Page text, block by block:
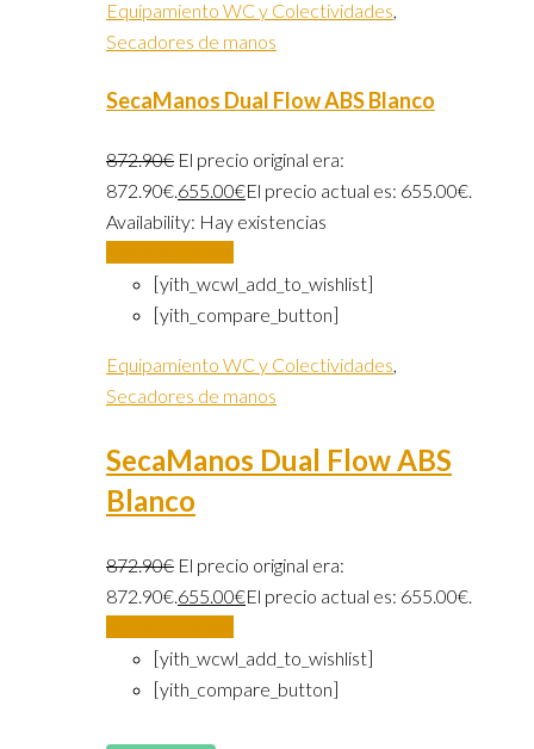
Equipamiento WC y Colectividades,
Secadores de manos
SecaManos Dual Flow ABS Blanco
872.90€ El precio original era:
872.90€.655.00€El precio actual es: 655.00€.
Availability: Hay existencias
[yith_wcwl_add_to_wishlist]
[yith_compare_button]
Equipamiento WC y Colectividades,
Secadores de manos
SecaManos Dual Flow ABS
Blanco
872.90€ El precio original era:
872.90€.655.00€El precio actual es: 655.00€.
[yith_wcwl_add_to_wishlist]
[yith_compare_button]